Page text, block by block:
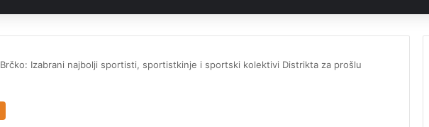
Brčko: Izabrani najbolji sportisti, sportistkinjе i sportski kolektivi Distrikta za prošlu